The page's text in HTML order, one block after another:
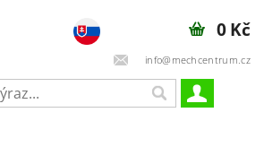
info@mechcentrum.cz
0 Kč